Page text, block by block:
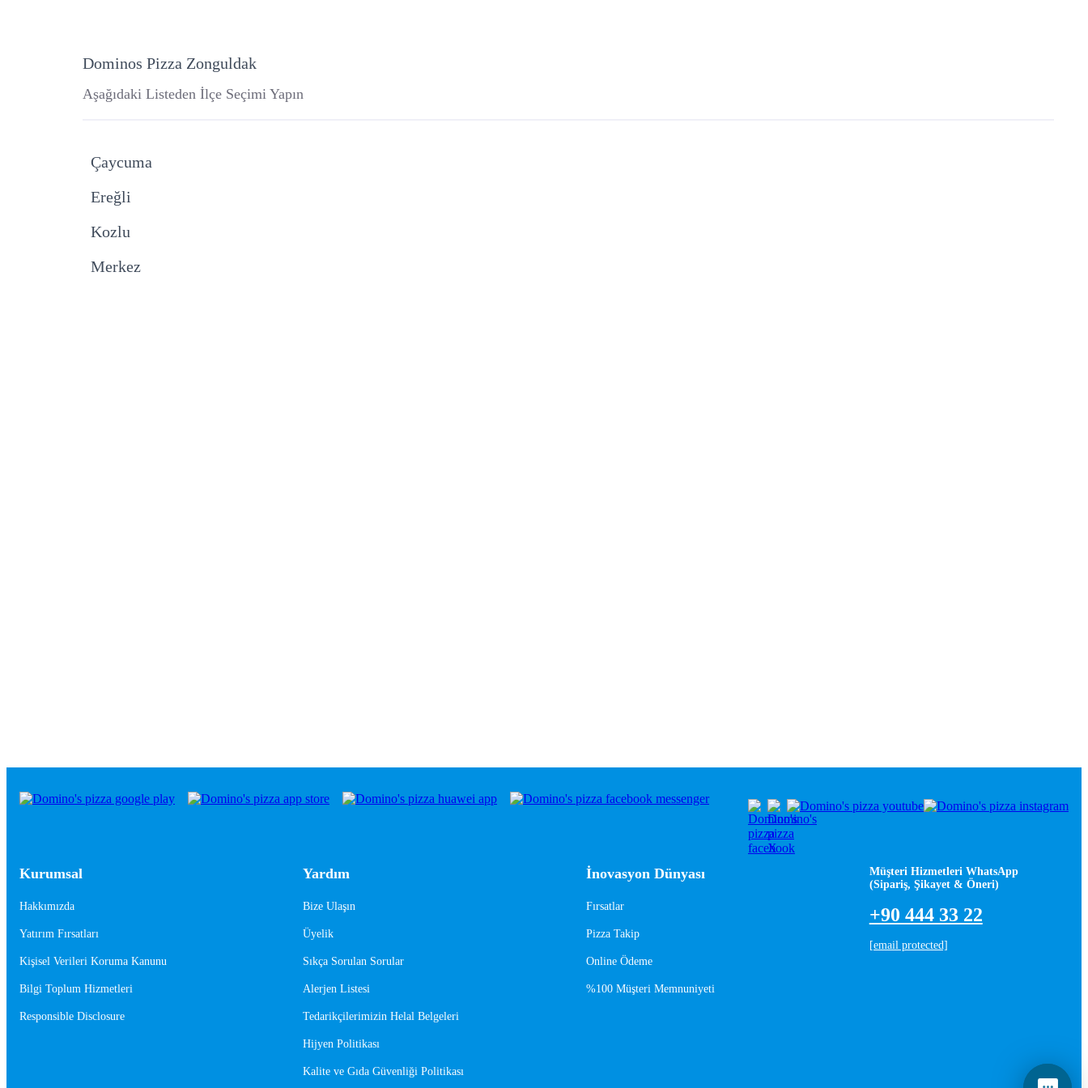
Dominos Pizza Zonguldak
Aşağıdaki Listeden İlçe Seçimi Yapın
Çaycuma
Ereğli
Kozlu
Merkez
Kurumsal
Hakkımızda
Yatırım Fırsatları
Kişisel Verileri Koruma Kanunu
Bilgi Toplum Hizmetleri
Responsible Disclosure
Yardım
Bize Ulaşın
Üyelik
Sıkça Sorulan Sorular
Alerjen Listesi
Tedarikçilerimizin Helal Belgeleri
Hijyen Politikası
Kalite ve Gıda Güvenliği Politikası
İnovasyon Dünyası
Fırsatlar
Pizza Takip
Online Ödeme
%100 Müşteri Memnuniyeti
Müşteri Hizmetleri WhatsApp
(Sipariş, Şikayet & Öneri)
+90 444 33 22
[email protected]